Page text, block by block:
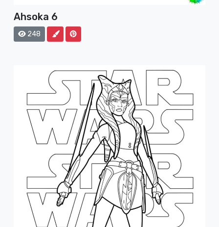
Ahsoka 6
248